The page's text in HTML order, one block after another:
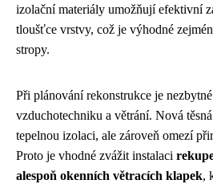
izolační materiály umožňují efektivní
tloušťce vrstvy, což je výhodné
stropy.
Při plánování rekonstrukce je
vzduchotechniku a větrání. Nová
tepelnou izolaci, ale zároveň omezí
Proto je vhodné zvážit instalaci
alespoň okenních větracích klapek,